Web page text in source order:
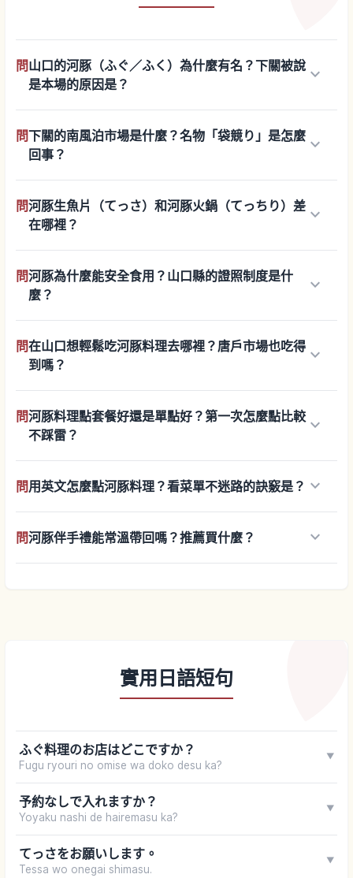
問山口的河豚（ふぐ／ふく）為什麼有名？下關被說
是本場的原因是？
keyboard_arrow_down
問下關的南風泊市場是什麼？名物「袋競り」是怎麼
回事？
keyboard_arrow_down
問河豚生魚片（てっさ）和河豚火鍋（てっちり）差
在哪裡？
keyboard_arrow_down
問河豚為什麼能安全食用？山口縣的證照制度是什
麼？
keyboard_arrow_down
問在山口想輕鬆吃河豚料理去哪裡？唐戶市場也吃得
到嗎？
keyboard_arrow_down
問河豚料理點套餐好還是單點好？第一次怎麼點比較
不踩雷？
keyboard_arrow_down
問用英文怎麼點河豚料理？看菜單不迷路的訣竅是？ keyboard_arrow_down
問河豚伴手禮能常溫帶回嗎？推薦買什麼？ keyboard_arrow_down
實用日語短句
ふぐ料理のお店はどこですか？
Fugu ryouri no omise wa doko desu ka?
▼
予約なしで入れますか？
Yoyaku nashi de hairemasu ka?
▼
てっさをお願いします。
Tessa wo onegai shimasu.
▼